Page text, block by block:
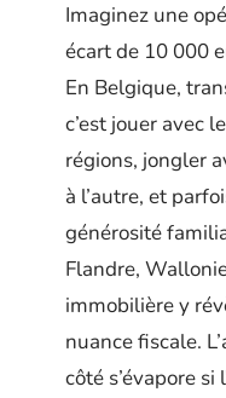
Imaginez une
écart de 10 000
En Belgique,
c’est jouer avec
régions, jongler
à l’autre, et
générosité
Flandre,
immobilière y
nuance fiscale.
côté s’évapore